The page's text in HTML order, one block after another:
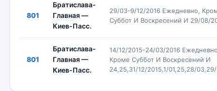
801
Братислава-
Главная —
Киев-Пасс.
29/03-9/12/2016 Ежедневно,
Суббот И Воскресений И 29/08/
801
Братислава-
Главная —
Киев-Пасс.
14/12/2015-24/03/2016
Кроме Суббот И Воскресений И
24,25,31/12/2015,1/01,25,28/